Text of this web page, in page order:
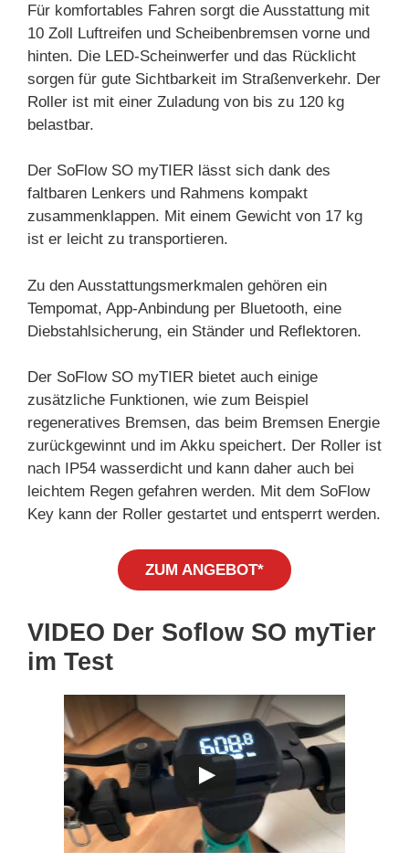
Für komfortables Fahren sorgt die Ausstattung mit
10 Zoll Luftreifen und Scheibenbremsen vorne und
hinten. Die LED-Scheinwerfer und das Rücklicht
sorgen für gute Sichtbarkeit im Straßenverkehr. Der
Roller ist mit einer Zuladung von bis zu 120 kg
belastbar.
Der SoFlow SO myTIER lässt sich dank des
faltbaren Lenkers und Rahmens kompakt
zusammenklappen. Mit einem Gewicht von 17 kg
ist er leicht zu transportieren.
Zu den Ausstattungsmerkmalen gehören ein
Tempomat, App-Anbindung per Bluetooth, eine
Diebstahlsicherung, ein Ständer und Reflektoren.
Der SoFlow SO myTIER bietet auch einige
zusätzliche Funktionen, wie zum Beispiel
regeneratives Bremsen, das beim Bremsen Energie
zurückgewinnt und im Akku speichert. Der Roller ist
nach IP54 wasserdicht und kann daher auch bei
leichtem Regen gefahren werden. Mit dem SoFlow
Key kann der Roller gestartet und entsperrt werden.
ZUM ANGEBOT*
VIDEO Der Soflow SO myTier
im Test